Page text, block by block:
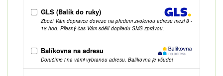
GLS (Balík do ruky)
Zboží Vám dopravce doveze na předem zvolenou adresu mezi 8 -
18 hod. Přesný čas Vám sdělí dopředu SMS zprávou.
Balíkovna na adresu
Doručíme i na vámi vybranou adresu. Balíkovna je všude!